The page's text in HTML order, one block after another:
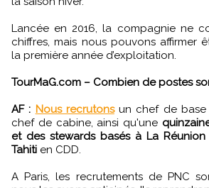
Lancée en 2016, la compagnie ne
chiffres, mais nous pouvons affirmer
la première année d’exploitation.
TourMaG.com – Combien de postes
AF : Nous recrutonsun chef de base
chef de cabine, ainsi qu'une
et des stewards basés à La
Tahiti en CDD.
A Paris, les recrutements de PNC